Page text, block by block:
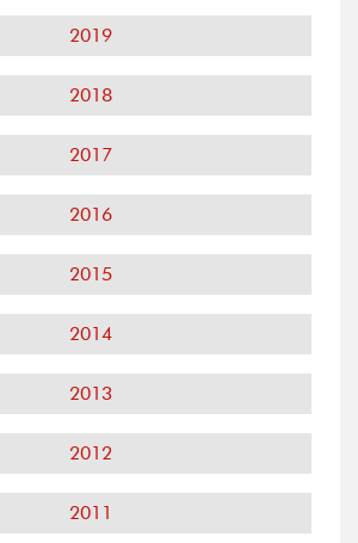
2019
2018
2017
2016
2015
2014
2013
2012
2011